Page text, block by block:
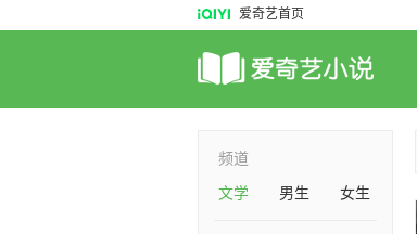
爱奇艺首页
频道
文学
男生 女生